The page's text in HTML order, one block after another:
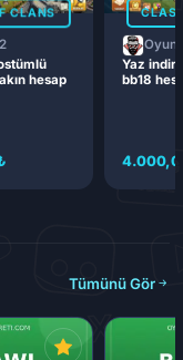
CLANS
hesap
Yaz
bb18
Tümünü Gör